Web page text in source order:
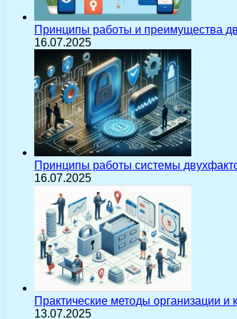
Принципы работы и преимущества
16.07.2025
Принципы работы системы
16.07.2025
Практические методы организации
13.07.2025